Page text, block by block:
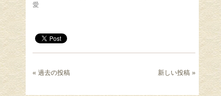
愛
« 過去の投稿 新しい投稿 »